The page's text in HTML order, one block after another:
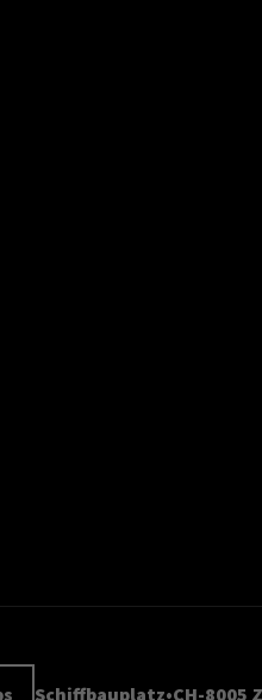
Schiffbauplatz CH-8005